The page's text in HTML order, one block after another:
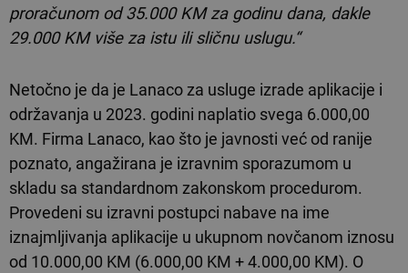
proračunom od 35.000 KM za godinu dana, dakle
29.000 KM više za istu ili sličnu uslugu.“
Netočno je da je Lanaco za usluge izrade aplikacije i
održavanja u 2023. godini naplatio svega 6.000,00
KM. Firma Lanaco, kao što je javnosti već od ranije
poznato, angažirana je izravnim sporazumom u
skladu sa standardnom zakonskom procedurom.
Provedeni su izravni postupci nabave na ime
iznajmljivanja aplikacije u ukupnom novčanom iznosu
od 10.000,00 KM (6.000,00 KM + 4.000,00 KM). O